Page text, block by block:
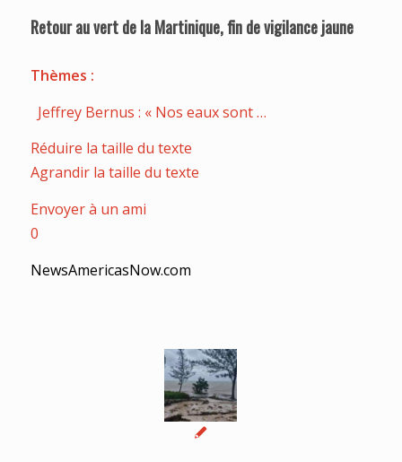
Retour au vert de la Martinique, fin de vigilance jaune
Thèmes :
Jeffrey Bernus : « Nos eaux sont …
Réduire la taille du texte
Agrandir la taille du texte
Envoyer à un ami
0
NewsAmericasNow.com